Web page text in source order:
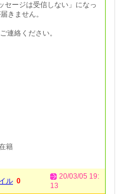
セージは受信しない」になっ
届きません。
連絡ください。
籍
ル 0
20/03/05 19:
13